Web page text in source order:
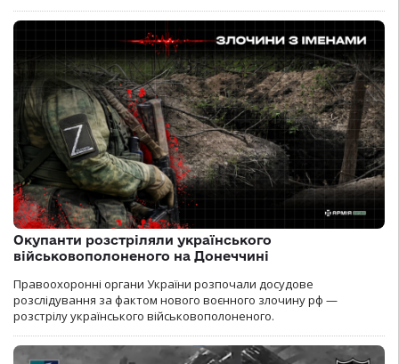
Окупанти розстріляли українського
військовополоненого на Донеччині
Правоохоронні органи України розпочали досудове
розслідування за фактом нового воєнного злочину рф —
розстрілу українського військовополоненого.